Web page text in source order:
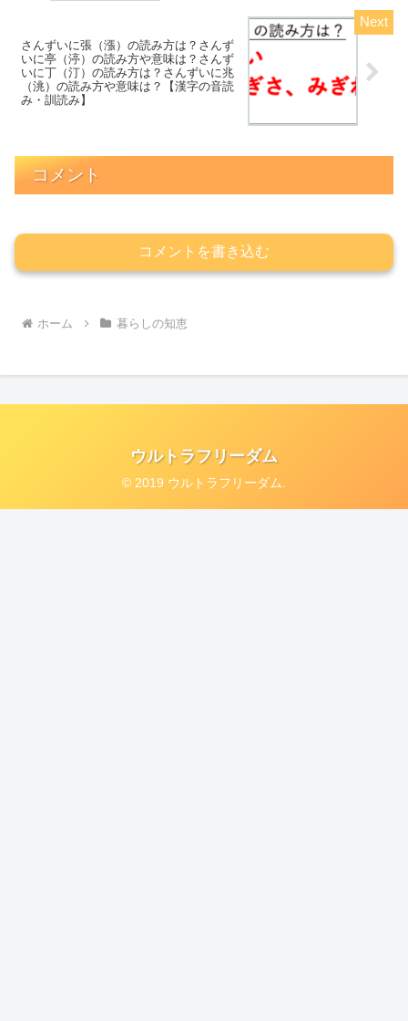
さんずいに張（漲）の読み方は？さんず
いに亭（渟）の読み方や意味は？さんず
いに丁（汀）の読み方は？さんずいに兆
（洮）の読み方や意味は？【漢字の音読
み・訓読み】
コメント
コメントを書き込む
ホーム 暮らしの知恵
ウルトラフリーダム
© 2019 ウルトラフリーダム.